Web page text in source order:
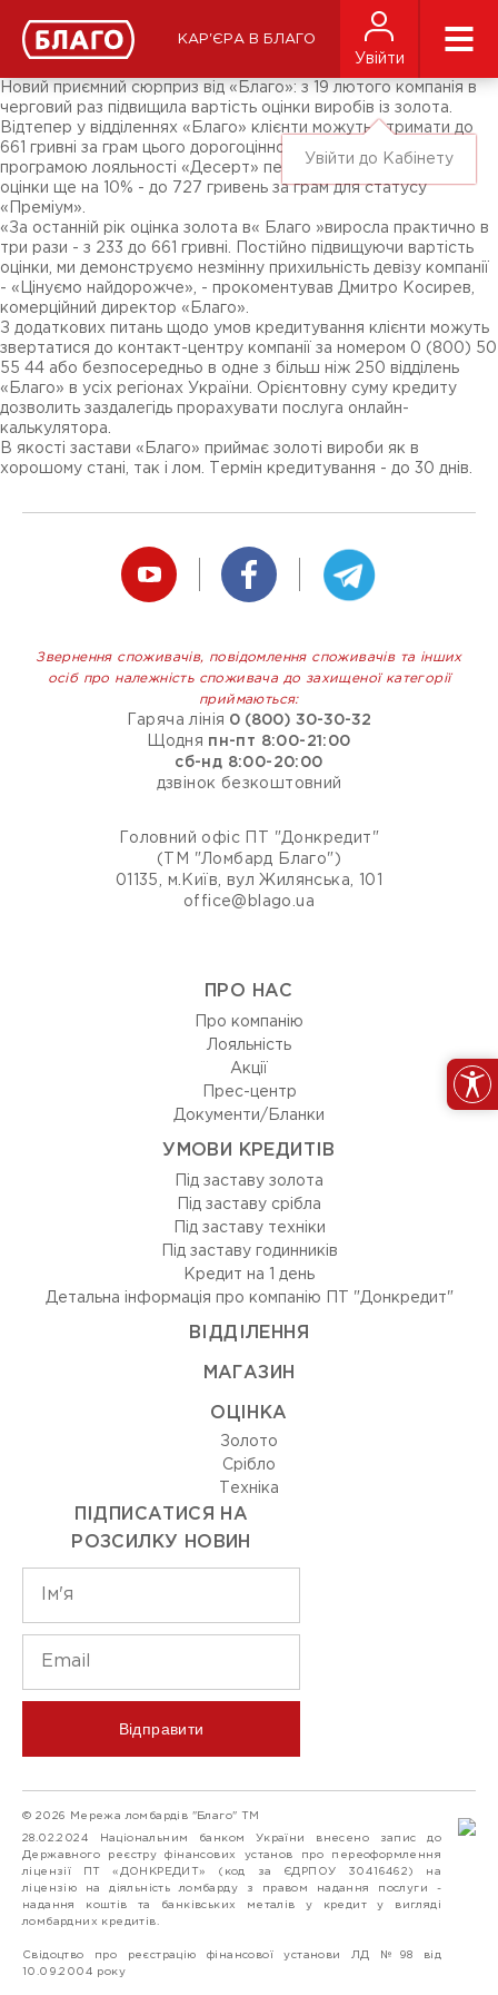
КАР'ЄРА В БЛАГО
Увійти
Увійти до Кабінету
ЗМІ про нас
Підписники соц-мереж
Ярмарки
Новий приємний сюрприз від «Благо»: з 19 лютого компанія в
черговий раз підвищила вартість оцінки виробів із золота.
Відтепер у відділеннях «Благо» клієнти можуть отримати до
661 гривні за грам цього дорогоцінного металу 585 проби. За
програмою лояльності «Десерт» передбачено підвищення
оцінки ще на 10% - до 727 гривень за грам для статусу
«Преміум».
«За останній рік оцінка золота в« Благо »виросла практично в
три рази - з 233 до 661 гривні. Постійно підвищуючи вартість
оцінки, ми демонструємо незмінну прихильність девізу компанії
- «Цінуємо найдорожче», - прокоментував Дмитро Косирев,
комерційний директор «Благо».
З додаткових питань щодо умов кредитування клієнти можуть
звертатися до контакт-центру компанії за номером 0 (800) 50
55 44 або безпосередньо в одне з більш ніж 250 відділень
«Благо» в усіх регіонах України. Орієнтовну суму кредиту
дозволить заздалегідь прорахувати послуга онлайн-
калькулятора.
В якості застави «Благо» приймає золоті вироби як в
хорошому стані, так і лом. Термін кредитування - до 30 днів.
Звернення споживачів, повідомлення споживачів та інших
осіб про належність споживача до захищеної категорії
приймаються:
Гаряча лінія 0 (800) 30-30-32
Щодня пн-пт 8:00-21:00
сб-нд 8:00-20:00
дзвінок безкоштовний
Головний офіс ПТ "Донкредит"
(ТМ "Ломбард Благо")
01135, м.Київ, вул Жилянська, 101
office@blago.ua
ПРО НАС
Про компанію
Лояльність
Акції
Прес-центр
Документи/Бланки
УМОВИ КРЕДИТІВ
Під заставу золота
Під заставу срібла
Під заставу техніки
Під заставу годинників
Кредит на 1 день
Детальна інформація про компанію ПТ "Донкредит"
ВIДДIЛЕННЯ
МАГАЗИН
ОЦIНКА
Золото
Срiбло
Технiка
ПІДПИСАТИСЯ НА
РОЗСИЛКУ НОВИН
Відправити
© 2026 Мережа ломбардів "Благо" ТМ
28.02.2024 Національним банком України внесено запис до
Державного реєстру фінансових установ про переоформлення
ліцензії ПТ «ДОНКРЕДИТ» (код за ЄДРПОУ 30416462) на
ліцензію на діяльність ломбарду з правом надання послуги -
надання коштів та банківських металів у кредит у вигляді
ломбардних кредитів.
Свідоцтво про реєстрацію фінансової установи ЛД №98 від
10.09.2004 року